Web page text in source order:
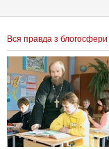
Вся правда з блогосфери